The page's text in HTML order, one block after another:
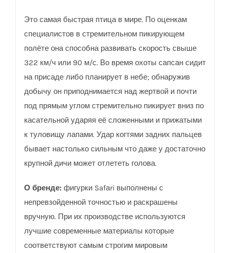
Это самая быстрая птица в мире. По оценкам
специалистов в стремительном пикирующем
полёте она способна развивать скорость свыше
322 км/ч или 90 м/с. Во время охоты сапсан сидит
на присаде либо планирует в небе; обнаружив
добычу он приподнимается над жертвой и почти
под прямым углом стремительно пикирует вниз по
касательной ударяя её сложенными и прижатыми
к туловищу лапами. Удар когтями задних пальцев
бывает настолько сильным что даже у достаточно
крупной дичи может отлететь голова.
О бренде: фигурки Safаri выполнены с
непревзойденной точностью и раскрашены
вручную. При их производстве используются
лучшие современные материалы которые
соответствуют самым строгим мировым